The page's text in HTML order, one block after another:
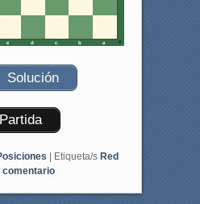
e d c b a
Solución
Partida
Etiqueta/s Red
comentario